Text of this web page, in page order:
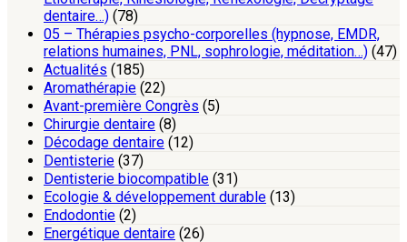
dentaire…) (78)
05 – Thérapies psycho-corporelles (hypnose, EMDR,
relations humaines, PNL, sophrologie, méditation…) (47)
Actualités (185)
Aromathérapie (22)
Avant-première Congrès (5)
Chirurgie dentaire (8)
Décodage dentaire (12)
Dentisterie (37)
Dentisterie biocompatible (31)
Ecologie & développement durable (13)
Endodontie (2)
Energétique dentaire (26)